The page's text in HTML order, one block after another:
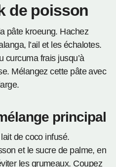
de poisson
pâte kroeung. Hachez
l’ail et les échalotes.
curcuma frais jusqu’à
Mélangez cette pâte avec
principal
de coco infusé.
et le sucre de palme, en
les grumeaux. Coupez